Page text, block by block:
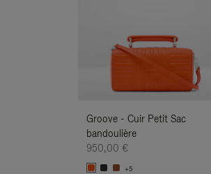
Groove - Cuir Petit Sac
bandoulière
950,00 €
+5